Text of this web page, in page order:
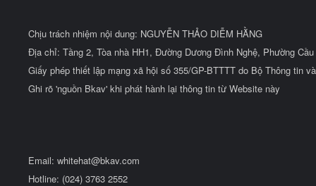
Chịu trách nhiệm nội dung: NGUYỄN THẢO DIỄM HẰNG
Địa chỉ: Tầng 2, Tòa nhà HH1, Đường Dương Đình Nghệ, Phường
Giấy phép thiết lập mạng xã hội số 355/GP-BTTTT do Bộ Thông tin
Ghi rõ 'nguồn Bkav' khi phát hành lại thông tin từ Website này
Email: whitehat@bkav.com
Hotline: (024) 3763 2552